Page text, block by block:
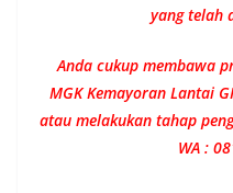
yang telah
Anda cukup membawa
MGK Kemayoran Lantai
atau melakukan tahap
WA :